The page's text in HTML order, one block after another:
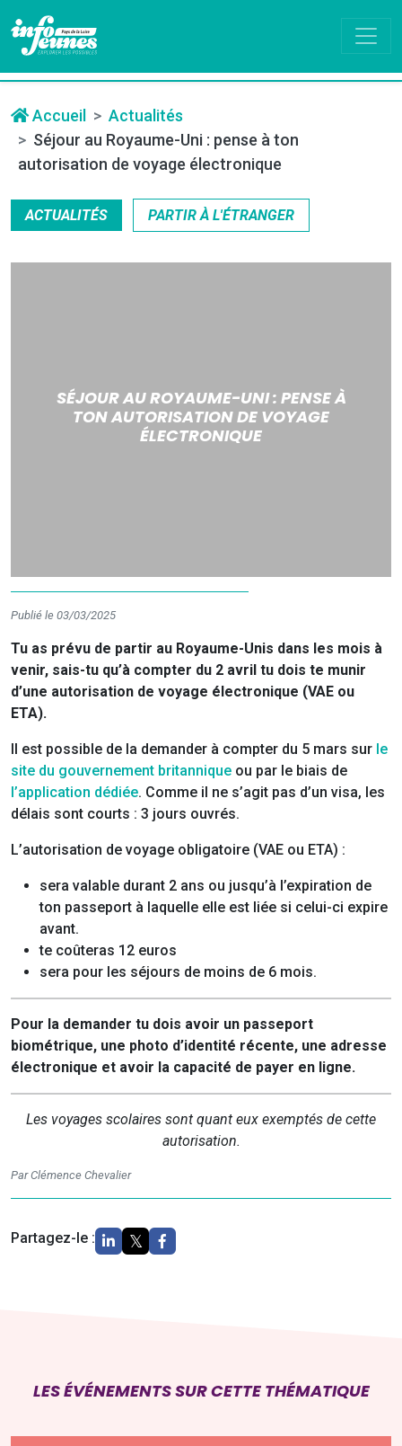
Accueil
Actualités
Séjour au Royaume-Uni : pense à ton
autorisation de voyage électronique
ACTUALITÉS PARTIR À L'ÉTRANGER
SÉJOUR AU ROYAUME-UNI : PENSE À
TON AUTORISATION DE VOYAGE
ÉLECTRONIQUE
Publié le 03/03/2025
Tu as prévu de partir au Royaume-Unis dans les mois à
venir, sais-tu qu’à compter du 2 avril tu dois te munir
d’une autorisation de voyage électronique (VAE ou
ETA).
Il est possible de la demander à compter du 5 mars sur le
site du gouvernement britannique ou par le biais de
l’application dédiée. Comme il ne s’agit pas d’un visa, les
délais sont courts : 3 jours ouvrés.
L’autorisation de voyage obligatoire (VAE ou ETA) :
sera valable durant 2 ans ou jusqu’à l’expiration de
ton passeport à laquelle elle est liée si celui-ci expire
avant.
te coûteras 12 euros
sera pour les séjours de moins de 6 mois.
Pour la demander tu dois avoir un passeport
biométrique, une photo d’identité récente, une adresse
électronique et avoir la capacité de payer en ligne.
Les voyages scolaires sont quant eux exemptés de cette
autorisation.
Par Clémence Chevalier
Partagez-le :
LES ÉVÉNEMENTS SUR CETTE THÉMATIQUE